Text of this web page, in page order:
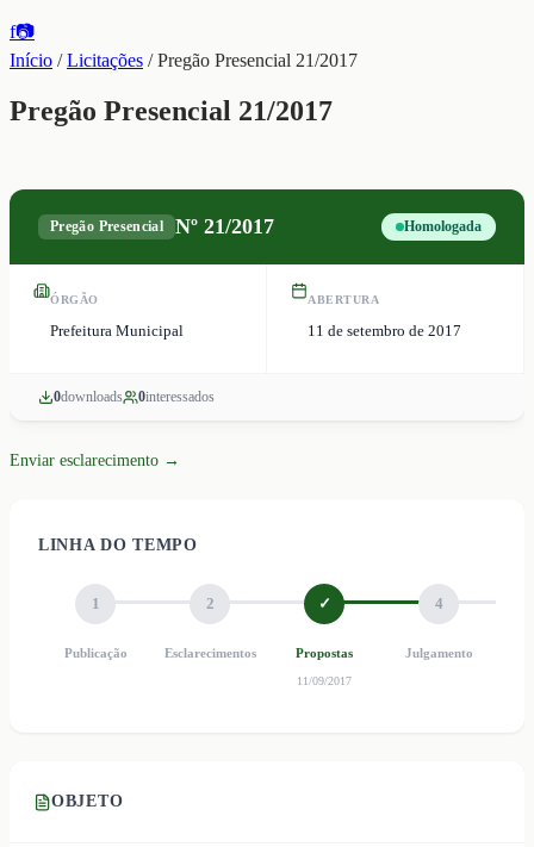
f📷
Início /Licitações /Pregão Presencial 21/2017
Pregão Presencial 21/2017
Pregão Presencial Nº21/2017 Homologada
ÓRGÃO
Prefeitura Municipal
ABERTURA
11 de setembro de 2017
0downloads 0interessados
Enviar esclarecimento →
LINHA DO TEMPO
1
Publicação
2
Esclarecimentos
✓
Propostas
11/09/2017
4
Julgamento
OBJETO